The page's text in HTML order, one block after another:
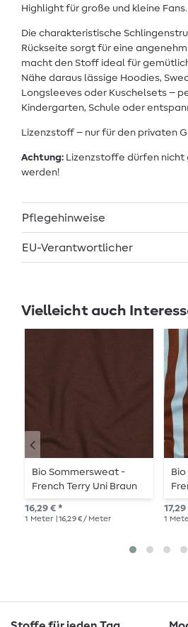
Highlight für große und kleine Fans.
Die charakteristische
Rückseite sorgt für eine
macht den Stoff ideal für
Nähe daraus lässige Hoodies,
Longsleeves oder Kuschelsets –
Kindergarten, Schule oder
Lizenzstoff – nur für den privaten
Achtung: Lizenzstoffe dürfen
werden!
Pflegehinweise
EU-Verantwortlicher
Vielleicht auch
Bio Sommersweat -
French Terry Uni Braun
022
16,29 € *
1 Meter | 16,29 € / Meter
17,29
1